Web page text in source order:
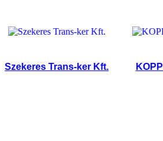
Trans-ker Kft. KOPP KFT.